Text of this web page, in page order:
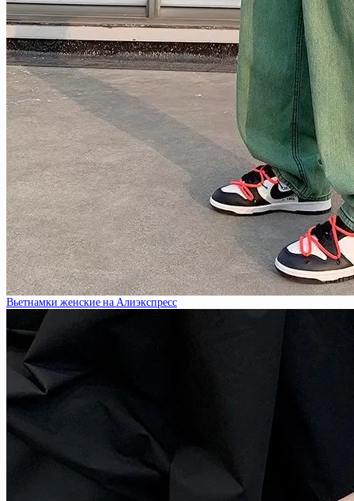
Вьетнамки женские на Алиэкспресс